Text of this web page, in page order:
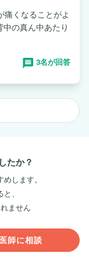
痛くなることがよ
中の真ん中あたり
3名が回答
たか？
します。
、
ません
医師に相談